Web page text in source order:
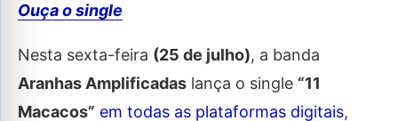
Ouça o single
Nesta sexta-feira (25 de julho), a banda
Aranhas Amplificadas lança o single “11
Macacos” em todas as plataformas digitais,